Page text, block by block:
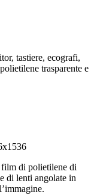
tastiere, ecografi,
trasparente e
di polietilene di
di lenti angolate in